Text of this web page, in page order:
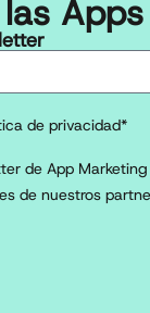
Apps
de privacidad*
de App
de nuestros